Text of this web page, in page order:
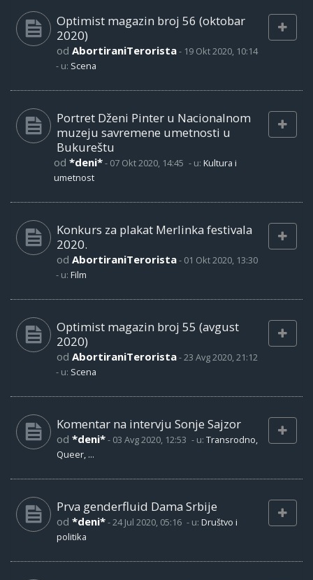
Optimist magazin broj 56 (oktobar
2020)
od AbortiraniTerorista- 19 Okt 2020, 10:14
- u: Scena
Portret Dženi Pinter u Nacionalnom
muzeju savremene umetnosti u
Bukureštu
od *deni*- 07 Okt 2020, 14:45 - u: Kultura i
umetnost
Konkurs za plakat Merlinka festivala
2020.
od AbortiraniTerorista- 01 Okt 2020, 13:30
- u: Film
Optimist magazin broj 55 (avgust
2020)
od AbortiraniTerorista-23 Avg 2020, 21:12
- u: Scena
Komentar na intervju Sonje Sajzor
od *deni*- 03 Avg 2020, 12:53 - u: Transrodno,
Queer, ...
Prva genderfluid Dama Srbije
od *deni*-24 Jul 2020, 05:16 - u: Društvo i
politika